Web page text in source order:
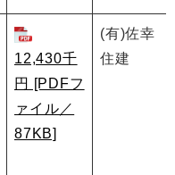
12,430千
円 [PDFフ
ァイル／
87KB]
(有)佐幸
住建